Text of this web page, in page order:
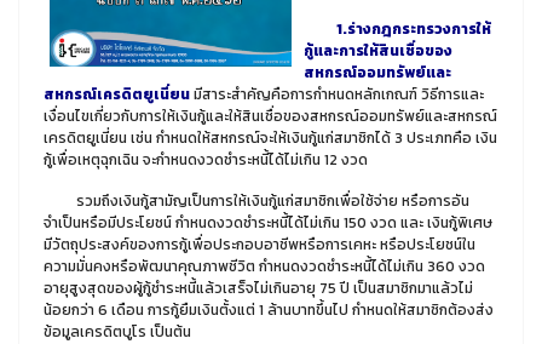
1.ร่างกฎกระทรวงการให้
กู้และการให้สินเชื่อของ
สหกรณ์ออมทรัพย์และ
สหกรณ์เครดิตยูเนี่ยนมีสาระสำคัญคือการกำหนดหลักเกณฑ์ วิธีการและ
เงื่อนไขเกี่ยวกับการให้เงินกู้และให้สินเชื่อของสหกรณ์ออมทรัพย์และสหกรณ์
เครดิตยูเนี่ยน เช่น กำหนดให้สหกรณ์จะให้เงินกู้แก่สมาชิกได้ 3 ประเภทคือ เงิน
กู้เพื่อเหตุฉุกเฉิน จะกำหนดงวดชำระหนี้ได้ไม่เกิน 12 งวด
รวมถึงเงินกู้สามัญเป็นการให้เงินกู้แก่สมาชิกเพื่อใช้จ่าย หรือการอัน
จำเป็นหรือมีประโยชน์ กำหนดงวดชำระหนี้ได้ไม่เกิน 150 งวด และ เงินกู้พิเศษ
มีวัตถุประสงค์ของการกู้เพื่อประกอบอาชีพหรือการเคหะ หรือประโยชน์ใน
ความมั่นคงหรือพัฒนาคุณภาพชีวิต กำหนดงวดชำระหนี้ได้ไม่เกิน 360 งวด
อายุสูงสุดของผู้กู้ชำระหนี้แล้วเสร็จไม่เกินอายุ 75 ปี เป็นสมาชิกมาแล้วไม่
น้อยกว่า 6 เดือน การกู้ยืมเงินตั้งแต่ 1 ล้านบาทขึ้นไป กำหนดให้สมาชิกต้องส่ง
ข้อมูลเครดิตบูโร เป็นต้น